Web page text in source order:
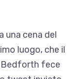
una cena del
luogo, che il
Bedforth fece